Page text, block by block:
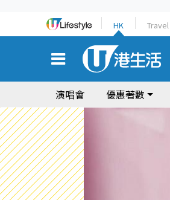
HK Travel
演唱會 優惠著數